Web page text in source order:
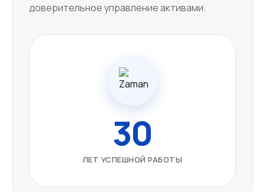
доверительное управление активами.
30
ЛЕТ УСПЕШНОЙ РАБОТЫ